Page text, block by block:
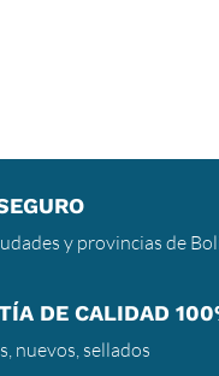
y provincias de
DE CALIDAD
nuevos, sellados